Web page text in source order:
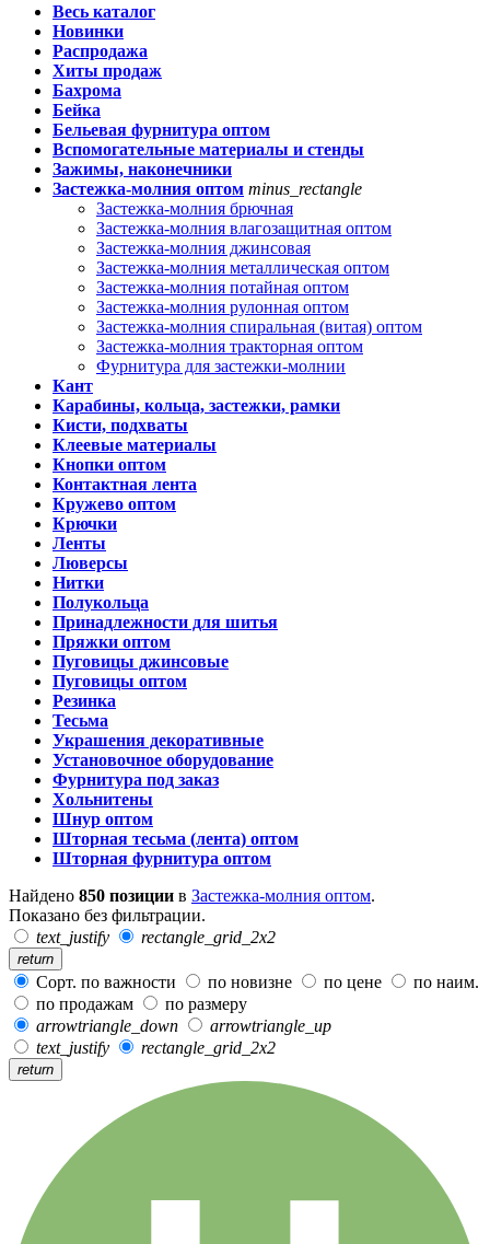
Весь каталог
Новинки
Распродажа
Хиты продаж
Бахрома
Бейка
Бельевая фурнитура оптом
Вспомогательные материалы и стенды
Зажимы, наконечники
Застежка-молния оптом minus_rectangle
Застежка-молния брючная
Застежка-молния влагозащитная оптом
Застежка-молния джинсовая
Застежка-молния металлическая оптом
Застежка-молния потайная оптом
Застежка-молния рулонная оптом
Застежка-молния спиральная (витая) оптом
Застежка-молния тракторная оптом
Фурнитура для застежки-молнии
Кант
Карабины, кольца, застежки, рамки
Кисти, подхваты
Клеевые материалы
Кнопки оптом
Контактная лента
Кружево оптом
Крючки
Ленты
Люверсы
Нитки
Полукольца
Принадлежности для шитья
Пряжки оптом
Пуговицы джинсовые
Пуговицы оптом
Резинка
Тесьма
Украшения декоративные
Установочное оборудование
Фурнитура под заказ
Хольнитены
Шнур оптом
Шторная тесьма (лента) оптом
Шторная фурнитура оптом
Найдено 850 позиции в Застежка-молния оптом.
Показано без фильтрации.
text_justify
rectangle_grid_2x2
return
Сорт. по важности по новизне по цене
по наим.
по продажам
по размеру
arrowtriangle_down
arrowtriangle_up
text_justify
rectangle_grid_2x2
return